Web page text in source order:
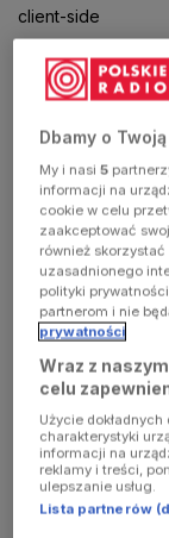
client-side
exception
has
occurred
(see the
browser
console for
more
information)
Dbamy o
My i nasi5
informacji na
cookie w celu
zaakceptować
również
uzasadnionego
polityki
partnerom i nie
prywatności
Wraz z
celu
Użycie
charakterystyki
informacji na
reklamy i treści,
ulepszanie usług.
Lista partnerów